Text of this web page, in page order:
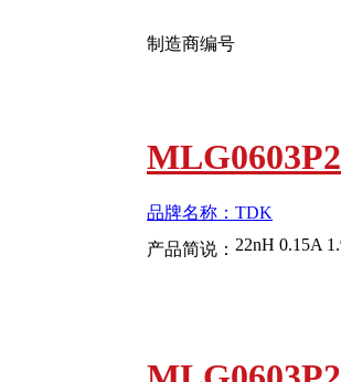
制造商编号
品牌名称：TDK
产品简说： 22nH 0.15A